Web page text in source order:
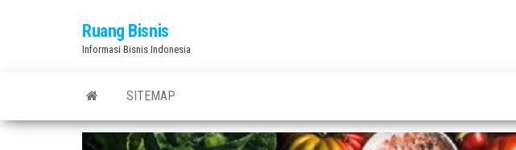
Ruang Bisnis
Informasi Bisnis Indonesia
SITEMAP